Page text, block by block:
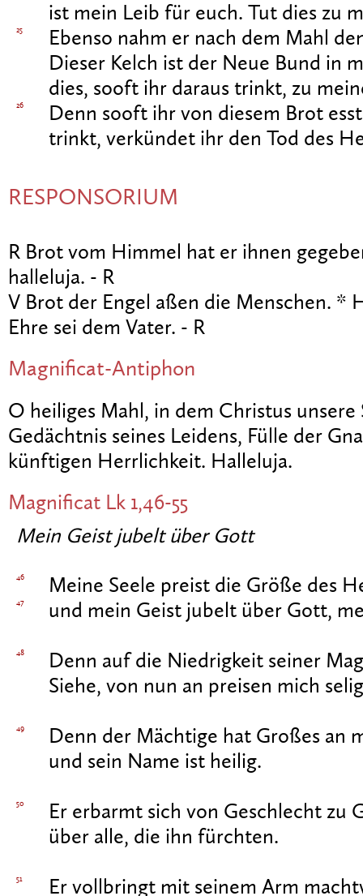
ist mein Leib für euch. Tut dies zu
25
Ebenso nahm er nach dem Mahl
Dieser Kelch ist der Neue Bund in
dies, sooft ihr daraus trinkt, zu
26
Denn sooft ihr von diesem Brot
trinkt, verkündet ihr den Tod des
RESPONSORIUM
R Brot vom Himmel hat er ihnen
halleluja. - R
V Brot der Engel aßen die Menschen. *
Ehre sei dem Vater. - R
Magnificat-Antiphon
O heiliges Mahl, in dem Christus unsere
Gedächtnis seines Leidens, Fülle der
künftigen Herrlichkeit. Halleluja.
Magnificat Lk 1,46-55
Mein Geist jubelt über Gott
46 Meine Seele preist die Größe des
47 und mein Geist jubelt über Gott,
48
Denn auf die Niedrigkeit seiner
Siehe, von nun an preisen mich
49
Denn der Mächtige hat Großes an
und sein Name ist heilig.
50
Er erbarmt sich von Geschlecht zu
über alle, die ihn fürchten.
51 Er vollbringt mit seinem Arm